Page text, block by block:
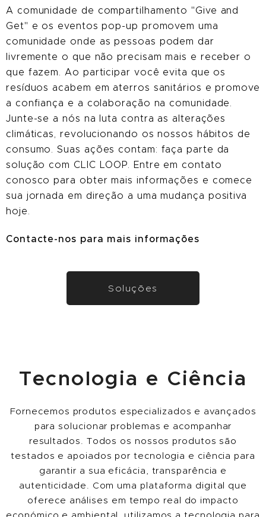
A comunidade de compartilhamento "Give and
Get" e os eventos pop-up promovem uma
comunidade onde as pessoas podem dar
livremente o que não precisam mais e receber o
que fazem. Ao participar você evita que os
resíduos acabem em aterros sanitários e promove
a confiança e a colaboração na comunidade.
Junte-se a nós na luta contra as alterações
climáticas, revolucionando os nossos hábitos de
consumo. Suas ações contam: faça parte da
solução com CLIC LOOP. Entre em contato
conosco para obter mais informações e comece
sua jornada em direção a uma mudança positiva
hoje.
Contacte-nos para mais informações
Soluções
Tecnologia e Ciência
Fornecemos produtos especializados e avançados
para solucionar problemas e acompanhar
resultados. Todos os nossos produtos são
testados e apoiados por tecnologia e ciência para
garantir a sua eficácia, transparência e
autenticidade. Com uma plataforma digital que
oferece análises em tempo real do impacto